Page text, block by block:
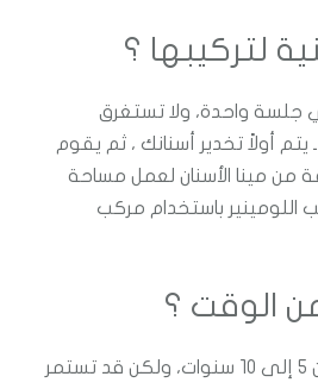
لتركيبها ؟
جلسة واحدة، ولا تستغرق
يتم أولاً تخدير أسنانك ، ثم يقوم
من مينا الأسنان لعمل مساحة
اللومينير باستخدام مركب
الوقت ؟
تدوم اللومينير عادةً من 5 إلى 10 سنوات، ولكن قد تستمر